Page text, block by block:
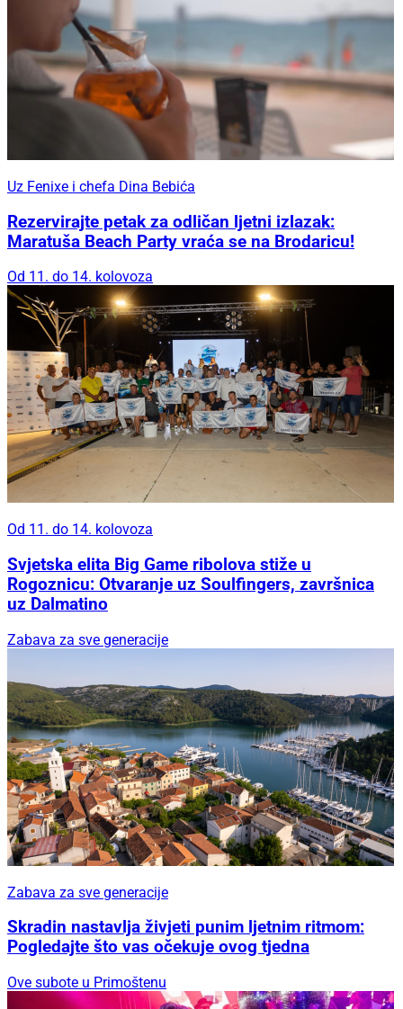
Uz Fenixe i chefa Dina Bebića
Rezervirajte petak za odličan ljetni izlazak:
Maratuša Beach Party vraća se na Brodaricu!
Od 11. do 14. kolovoza
Od 11. do 14. kolovoza
Svjetska elita Big Game ribolova stiže u
Rogoznicu: Otvaranje uz Soulfingers, završnica
uz Dalmatino
Zabava za sve generacije
Zabava za sve generacije
Skradin nastavlja živjeti punim ljetnim ritmom:
Pogledajte što vas očekuje ovog tjedna
Ove subote u Primoštenu